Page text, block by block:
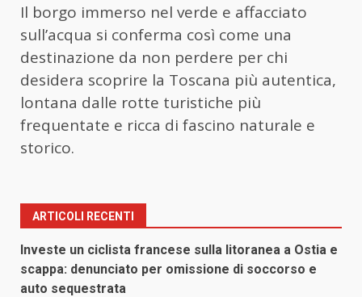
Il borgo immerso nel verde e affacciato
sull’acqua si conferma così come una
destinazione da non perdere per chi
desidera scoprire la Toscana più autentica,
lontana dalle rotte turistiche più
frequentate e ricca di fascino naturale e
storico.
ARTICOLI RECENTI
Investe un ciclista francese sulla litoranea a Ostia e
scappa: denunciato per omissione di soccorso e
auto sequestrata